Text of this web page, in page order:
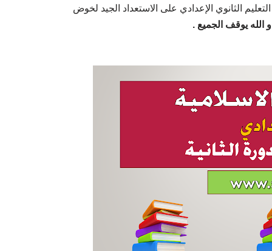
الثانوي الإعدادي على الاستعداد الجيد لخوض
الله يوقف الجميع .